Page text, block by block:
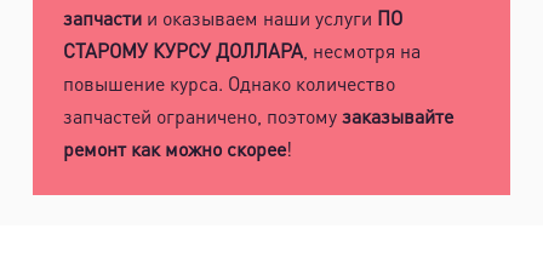
запчастии оказываем наши услуги ПО
СТАРОМУ КУРСУ ДОЛЛАРА, несмотря на
повышение курса. Однако количество
запчастей ограничено, поэтомузаказывайте
ремонт как можно скорее!